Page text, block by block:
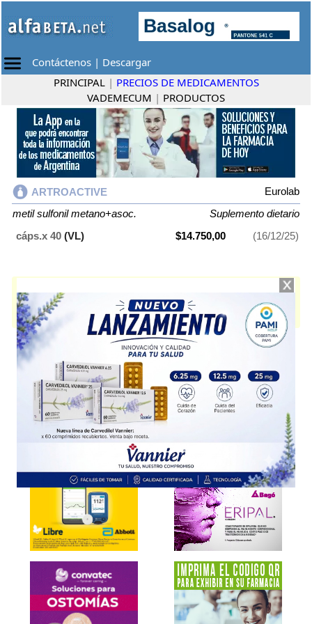
Contáctenos | Descargar
PRINCIPAL | PRECIOS DE MEDICAMENTOS
VADEMECUM | PRODUCTOS
ARTROACTIVE
Eurolab
metil sulfonil metano+asoc.
Suplemento dietario
cáps.x 40 (VL) $14.750,00 (16/12/25)
y se indica como
Suplemento dietario
. Es producido porEurolab
presentación disponible.
Explorar más
Otros productos conmetil sulfonil metano+asoc.
Otros productos deEurolab